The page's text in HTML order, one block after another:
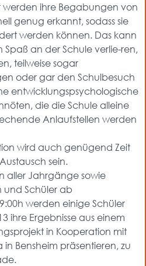
werden ihre Begabungen von
genug erkannt, sodass sie
werden können. Das kann
Spaß an der Schule verlie-ren,
teilweise sogar
oder gar den Schulbesuch
entwicklungspsychologische
die die Schule alleine
Anlaufstellen werden
wird auch genügend Zeit
sein.
aller Jahrgänge sowie
und Schüler ab
werden einige Schüler
ihre Ergebnisse aus einem
in Kooperation mit
in Bensheim präsentieren, zu